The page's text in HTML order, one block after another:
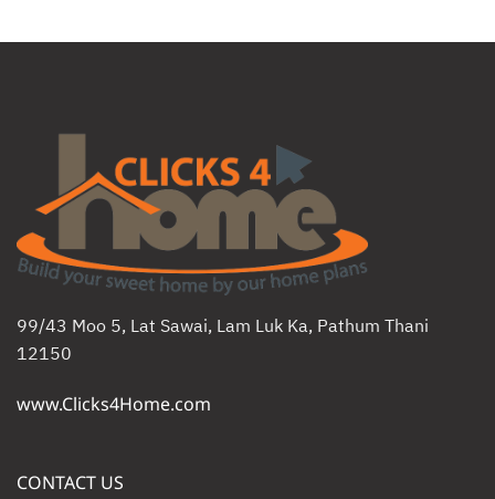
99/43 Moo 5, Lat Sawai, Lam Luk Ka, Pathum Thani
12150
www.Clicks4Home.com
CONTACT US